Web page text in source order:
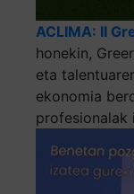
ACLIMA: II
honekin,
eta
ekonomia
profesionalak